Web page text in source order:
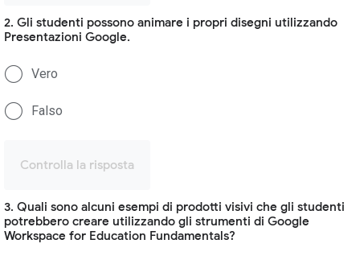
2. Gli studenti possono animare i propri disegni utilizzando
Presentazioni Google.
Vero
Falso
Controlla la risposta
3. Quali sono alcuni esempi di prodotti visivi che gli studenti
potrebbero creare utilizzando gli strumenti di Google
Workspace for Education Fundamentals?